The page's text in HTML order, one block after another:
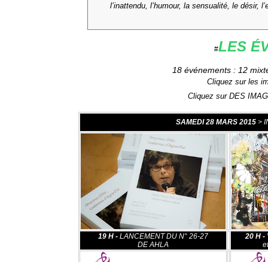
l’inattendu, l’humour, la sensualité, le désir,
#LES
18 événements : 12
Cliquez sur les
Cliquez sur DES
SAMEDI 28 MARS 2015 >
19 H - LANCEMENT DU N° 26-27
DEAHLA
20 H -